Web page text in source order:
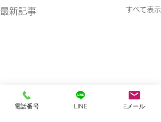
最新記事 すべて表示
電話番号 LINE Eメール